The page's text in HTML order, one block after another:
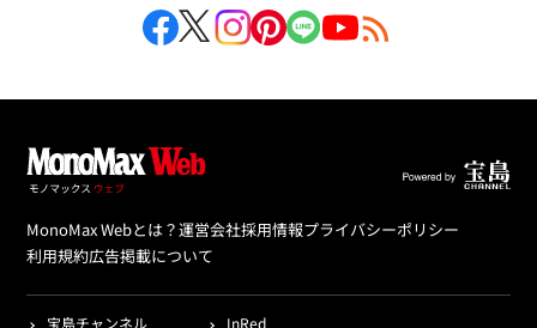
MonoMax Webとは？運営会社採用情報プライバシーポリシー
利用規約広告掲載について
宝島チャンネル InRed